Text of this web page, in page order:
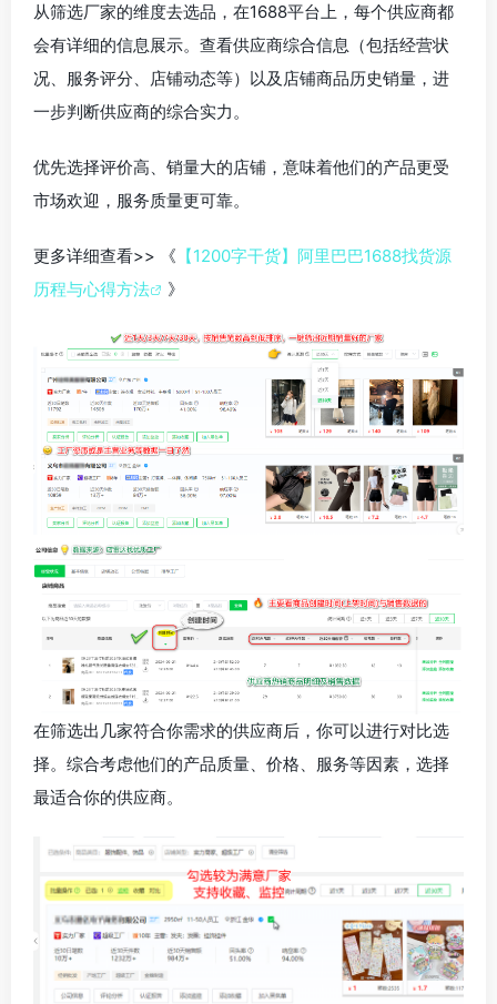
从筛选厂家的维度去选品，在1688平台上，每个供应商都
会有详细的信息展示。查看供应商综合信息（包括经营状
况、服务评分、店铺动态等）以及店铺商品历史销量，进
一步判断供应商的综合实力。
优先选择评价高、销量大的店铺，意味着他们的产品更受
市场欢迎，服务质量更可靠。
更多详细查看>> 《 【1200字干货】阿里巴巴1688找货源
历程与心得方法
》
在筛选出几家符合你需求的供应商后，你可以进行对比选
择。综合考虑他们的产品质量、价格、服务等因素，选择
最适合你的供应商。